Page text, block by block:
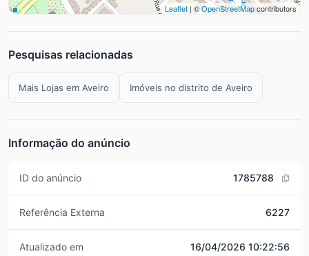
Leaflet | ©OpenStreetMapcontributors
Pesquisas relacionadas
Mais Lojas em Aveiro Imóveis no distrito de Aveiro
Informação do anúncio
ID do anúncio 1785788
Referência Externa 6227
Atualizado em 16/04/2026 10:22:56